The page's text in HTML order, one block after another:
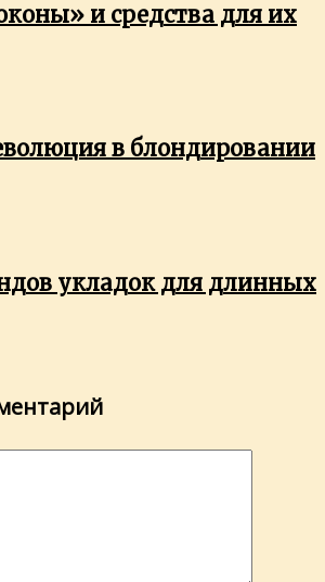
и средства для их
в блондировании
укладок для длинных